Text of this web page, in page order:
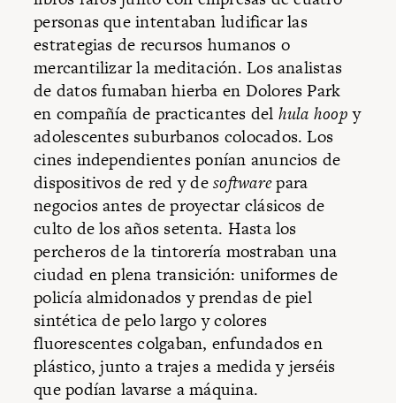
personas que intentaban ludificar las
estrategias de recursos humanos o
mercantilizar la meditación. Los analistas
de datos fumaban hierba en Dolores Park
en compañía de practicantes del hula hoopy
adolescentes suburbanos colocados. Los
cines independientes ponían anuncios de
dispositivos de red y desoftwarepara
negocios antes de proyectar clásicos de
culto de los años setenta. Hasta los
percheros de la tintorería mostraban una
ciudad en plena transición: uniformes de
policía almidonados y prendas de piel
sintética de pelo largo y colores
fluorescentes colgaban, enfundados en
plástico, junto a trajes a medida y jerséis
que podían lavarse a máquina.